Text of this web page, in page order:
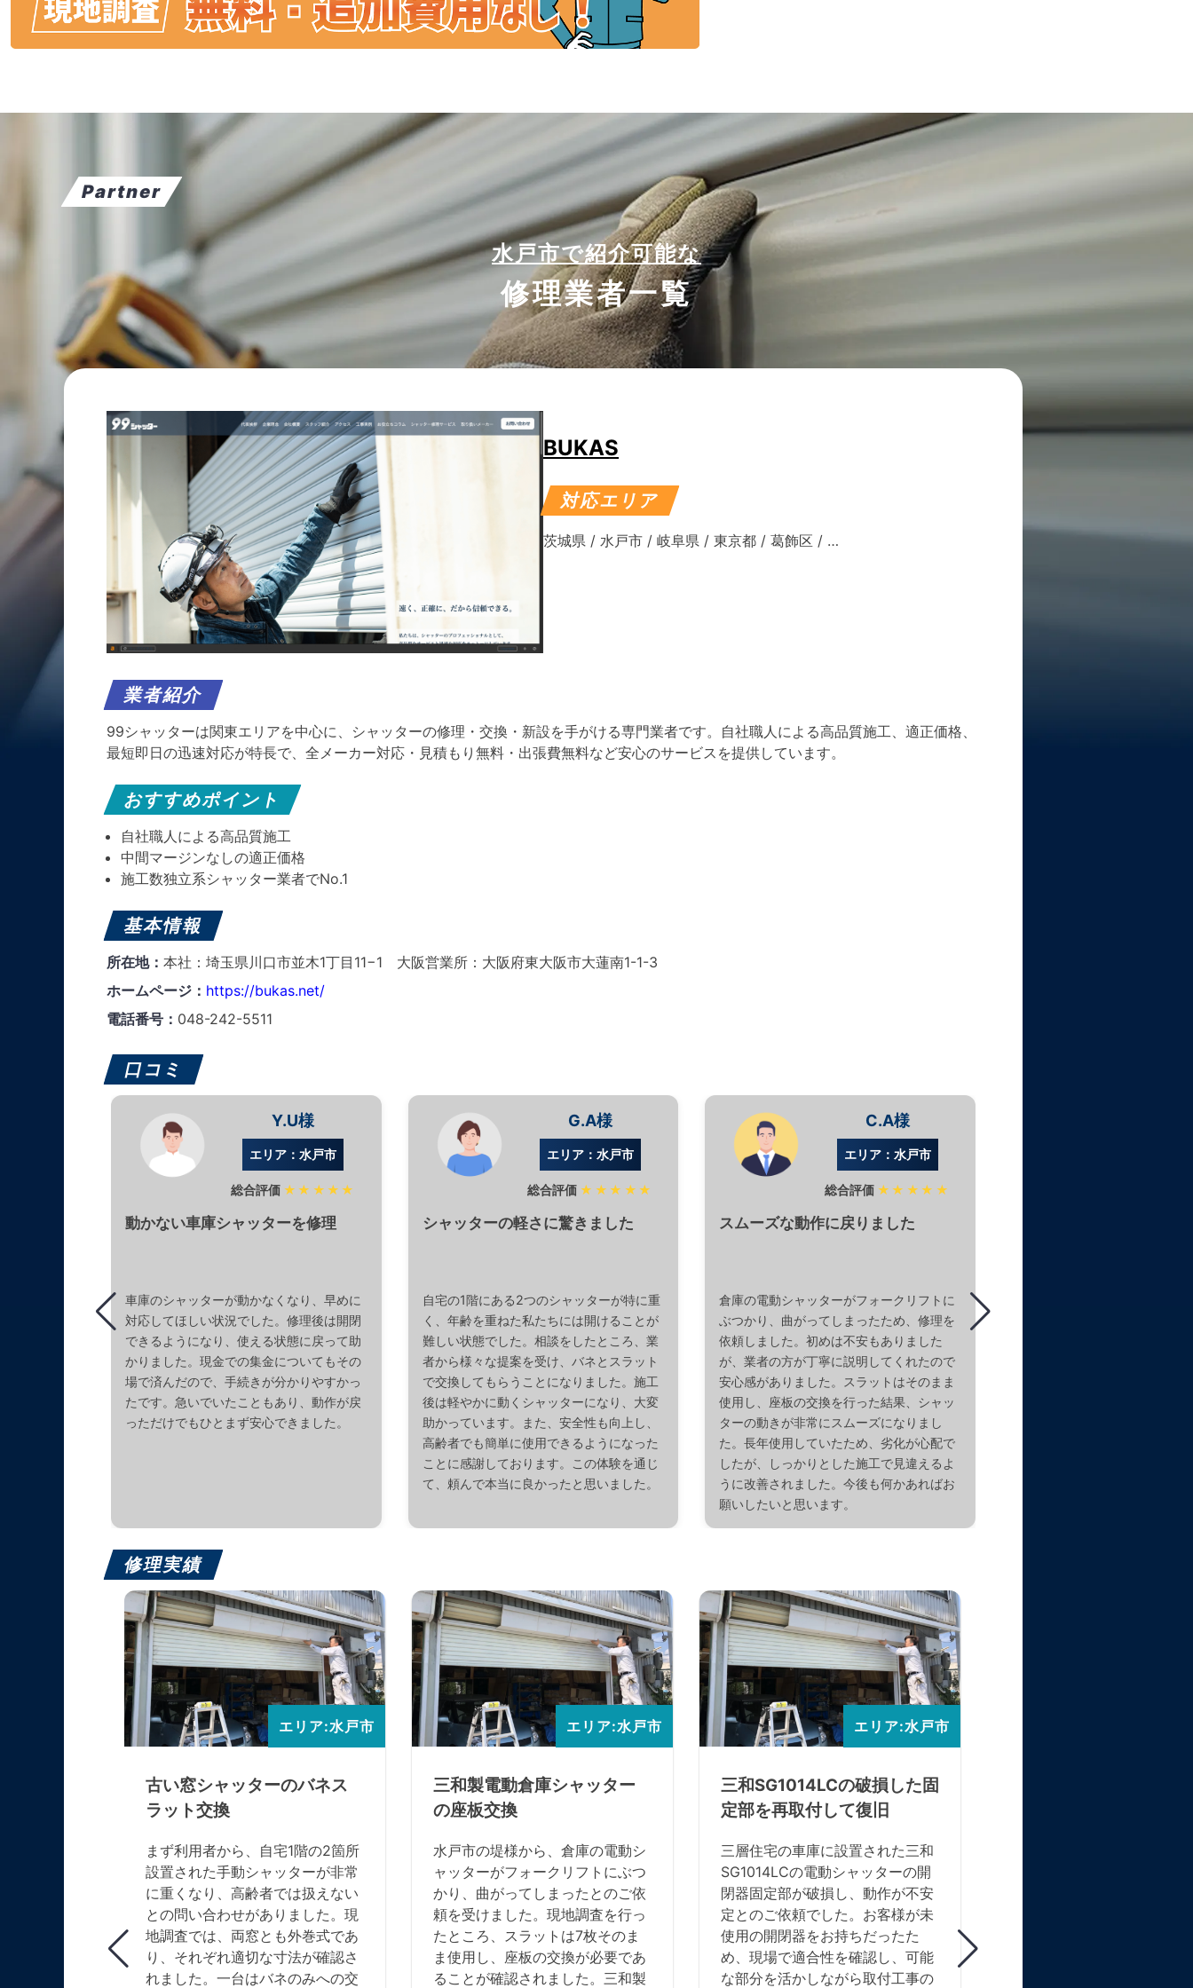
Partner
水戸市で紹介可能な
修理業者一覧
BUKAS
対応エリア
茨城県 / 水戸市 / 岐阜県 / 東京都 / 葛飾区 / …
業者紹介
99シャッターは関東エリアを中心に、シャッターの修理・交換・新設を手がける専門業者です。自社職人による高品質施工、適正価格、
最短即日の迅速対応が特長で、全メーカー対応・見積もり無料・出張費無料など安心のサービスを提供しています。
おすすめポイント
自社職人による高品質施工
中間マージンなしの適正価格
施工数独立系シャッター業者でNo.1
基本情報
所在地： 本社：埼玉県川口市並木1丁目11−1 大阪営業所：大阪府東大阪市大蓮南1-1-3
ホームページ： https://bukas.net/
電話番号： 048-242-5511
口コミ
Y.U様
エリア：水戸市
総合評価 ★★★★★
動かない車庫シャッターを修理
車庫のシャッターが動かなくなり、早めに
対応してほしい状況でした。修理後は開閉
できるようになり、使える状態に戻って助
かりました。現金での集金についてもその
場で済んだので、手続きが分かりやすかっ
たです。急いでいたこともあり、動作が戻
っただけでもひとまず安心できました。
G.A様
エリア：水戸市
総合評価 ★★★★★
シャッターの軽さに驚きました
自宅の1階にある2つのシャッターが特に重
く、年齢を重ねた私たちには開けることが
難しい状態でした。相談をしたところ、業
者から様々な提案を受け、バネとスラット
で交換してもらうことになりました。施工
後は軽やかに動くシャッターになり、大変
助かっています。また、安全性も向上し、
高齢者でも簡単に使用できるようになった
ことに感謝しております。この体験を通じ
て、頼んで本当に良かったと思いました。
C.A様
エリア：水戸市
総合評価 ★★★★★
スムーズな動作に戻りました
倉庫の電動シャッターがフォークリフトに
ぶつかり、曲がってしまったため、修理を
依頼しました。初めは不安もありました
が、業者の方が丁寧に説明してくれたので
安心感がありました。スラットはそのまま
使用し、座板の交換を行った結果、シャッ
ターの動きが非常にスムーズになりまし
た。長年使用していたため、劣化が心配で
したが、しっかりとした施工で見違えるよ
うに改善されました。今後も何かあればお
願いしたいと思います。
修理実績
エリア:水戸市
古い窓シャッターのバネス
ラット交換
まず利用者から、自宅1階の2箇所
設置された手動シャッターが非常
に重くなり、高齢者では扱えない
との問い合わせがありました。現
地調査では、両窓とも外巻式であ
り、それぞれ適切な寸法が確認さ
れました。一台はバネのみへの交
エリア:水戸市
三和製電動倉庫シャッター
の座板交換
水戸市の堤様から、倉庫の電動シ
ャッターがフォークリフトにぶつ
かり、曲がってしまったとのご依
頼を受けました。現地調査を行っ
たところ、スラットは7枚そのま
ま使用し、座板の交換が必要であ
ることが確認されました。三和製
エリア:水戸市
三和SG1014LCの破損した固
定部を再取付して復旧
三層住宅の車庫に設置された三和
SG1014LCの電動シャッターの開
閉器固定部が破損し、動作が不安
定とのご依頼でした。お客様が未
使用の開閉器をお持ちだったた
め、現場で適合性を確認し、可能
な部分を活かしながら取付工事の